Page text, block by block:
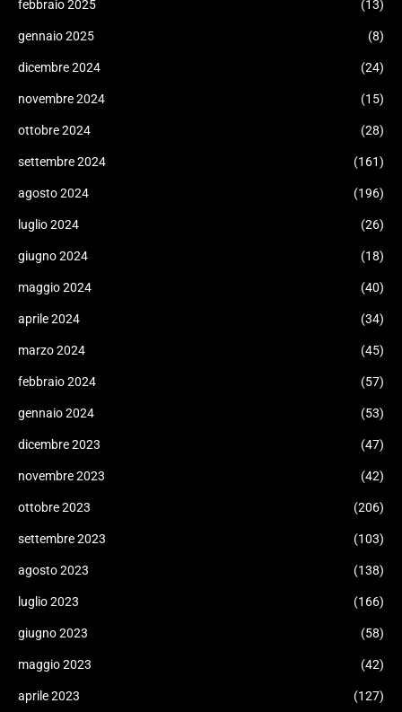
febbraio 2025 (13)
gennaio 2025 (8)
dicembre 2024 (24)
novembre 2024 (15)
ottobre 2024 (28)
settembre 2024 (161)
agosto 2024 (196)
luglio 2024 (26)
giugno 2024 (18)
maggio 2024 (40)
aprile 2024 (34)
marzo 2024 (45)
febbraio 2024 (57)
gennaio 2024 (53)
dicembre 2023 (47)
novembre 2023 (42)
ottobre 2023 (206)
settembre 2023 (103)
agosto 2023 (138)
luglio 2023 (166)
giugno 2023 (58)
maggio 2023 (42)
aprile 2023 (127)